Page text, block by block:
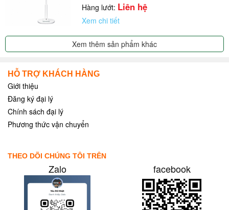
Hàng lướt: Liên hệ
Xem chi tiết
Xem thêm sản phẩm khác
HỖ TRỢ KHÁCH HÀNG
Giới thiệu
Đăng ký đại lý
Chính sách đại lý
Phương thức vận chuyển
THEO DÕI CHÚNG TÔI TRÊN
Zalo facebook